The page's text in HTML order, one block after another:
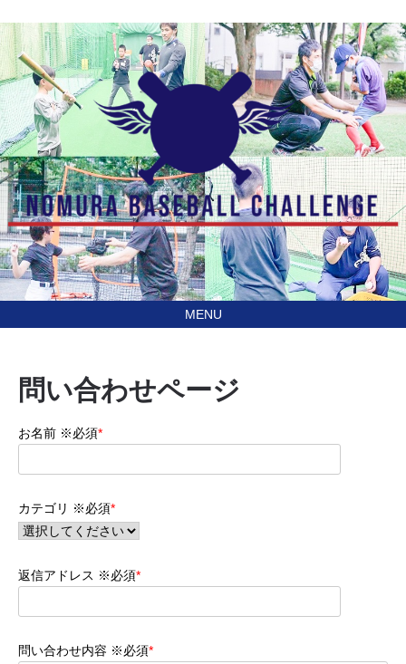
あなたの住んでる地域に
行きます！
訪問型野球教室野村ベースボールチャレンジ（NBC）
問い合わせページ
お名前 ※必須*
カテゴリ ※必須*
返信アドレス ※必須*
問い合わせ内容 ※必須*